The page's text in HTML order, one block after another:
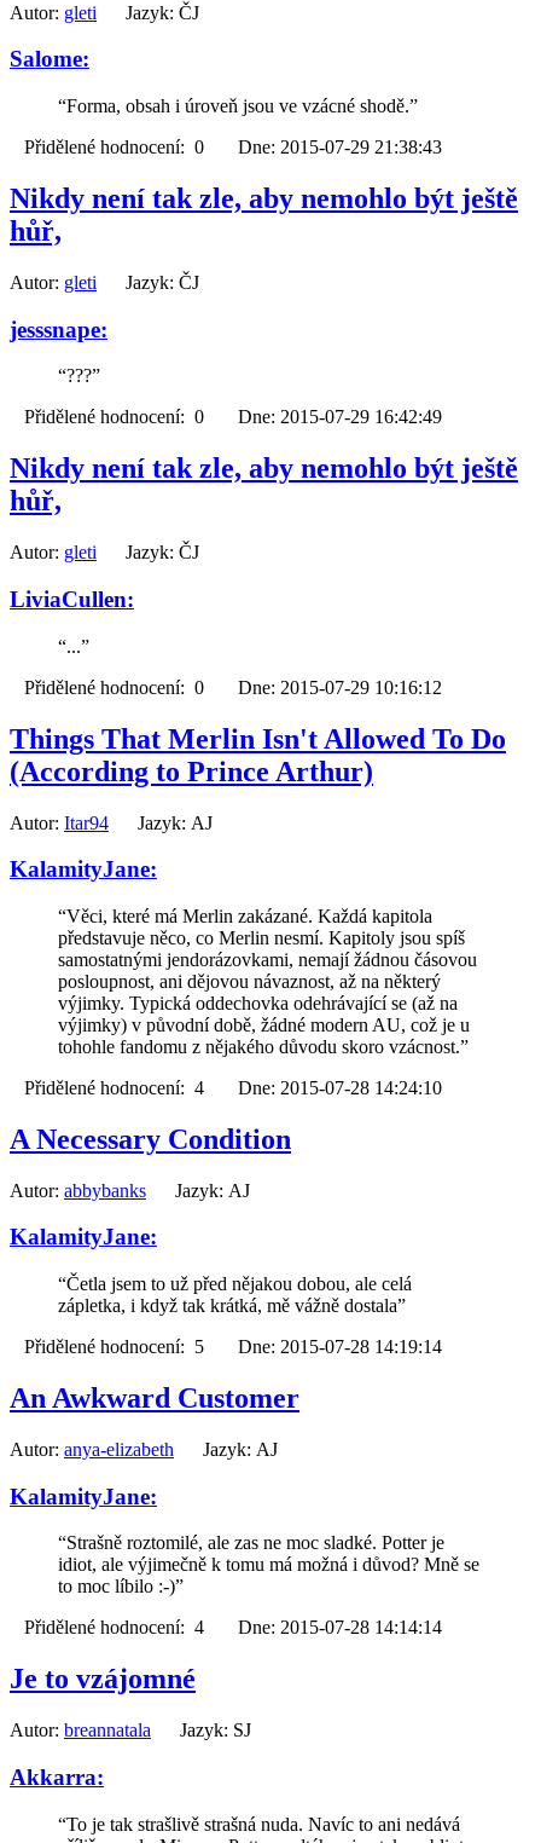
Autor: gleti Jazyk: ČJ
Salome:
“Forma, obsah i úroveň jsou ve vzácné shodě.”
Přidělené hodnocení: 0 Dne: 2015-07-29 21:38:43
Nikdy není tak zle, aby nemohlo být ještě
hůř,
Autor: gleti Jazyk: ČJ
jesssnape:
“???”
Přidělené hodnocení: 0 Dne: 2015-07-29 16:42:49
Nikdy není tak zle, aby nemohlo být ještě
hůř,
Autor: gleti Jazyk: ČJ
LiviaCullen:
“...”
Přidělené hodnocení: 0 Dne: 2015-07-29 10:16:12
Things That Merlin Isn't Allowed To Do
(According to Prince Arthur)
Autor: Itar94 Jazyk: AJ
KalamityJane:
“Věci, které má Merlin zakázané. Každá kapitola
představuje něco, co Merlin nesmí. Kapitoly jsou spíš
samostatnými jendorázovkami, nemají žádnou čásovou
posloupnost, ani dějovou návaznost, až na některý
výjimky. Typická oddechovka odehrávající se (až na
výjimky) v původní době, žádné modern AU, což je u
tohohle fandomu z nějakého důvodu skoro vzácnost.”
Přidělené hodnocení: 4 Dne: 2015-07-28 14:24:10
A Necessary Condition
Autor: abbybanks Jazyk: AJ
KalamityJane:
“Četla jsem to už před nějakou dobou, ale celá
zápletka, i když tak krátká, mě vážně dostala”
Přidělené hodnocení: 5 Dne: 2015-07-28 14:19:14
An Awkward Customer
Autor: anya-elizabeth Jazyk: AJ
KalamityJane:
“Strašně roztomilé, ale zas ne moc sladké. Potter je
idiot, ale výjimečně k tomu má možná i důvod? Mně se
to moc líbilo :-)”
Přidělené hodnocení: 4 Dne: 2015-07-28 14:14:14
Je to vzájomné
Autor: breannatala Jazyk: SJ
Akkarra:
“To je tak strašlivě strašná nuda. Navíc to ani nedává